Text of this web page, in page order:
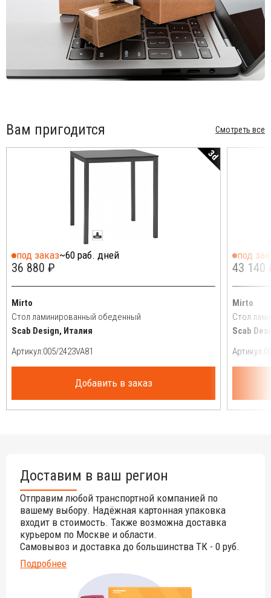
Вам пригодится Смотреть все
3d
под заказ~60 раб. дней
36 880 ₽
Mirto
Стол ламинированный обеденный
Scab Design, Италия
Артикул:
Добавить в заказ
под
43 140
Mirto
Стол
Scab
Артикул:
Доставим в ваш регион
Отправим любой транспортной компанией по
вашему выбору. Надёжная картонная упаковка
входит в стоимость. Также возможна доставка
курьером по Москве и области.
Самовывоз и доставка до большинства ТК - 0 руб.
Подробнее